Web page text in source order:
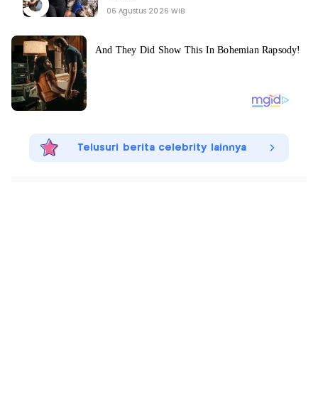
06 Agustus 2026 WIB
Telusuri berita celebrity lainnya